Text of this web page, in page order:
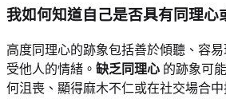
我如何知道自己是否具有同理心
高度同理心的跡象包括善於傾聽、容
受他人的情緒。 缺乏同理心 的跡象可
何沮喪、顯得麻木不仁或在社交場合